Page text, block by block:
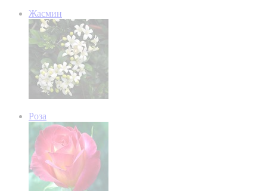
Жасмин
Роза